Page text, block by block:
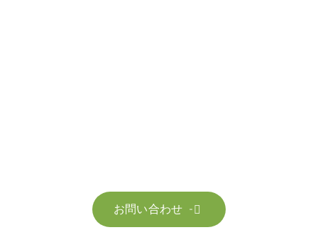

お問い合わせ